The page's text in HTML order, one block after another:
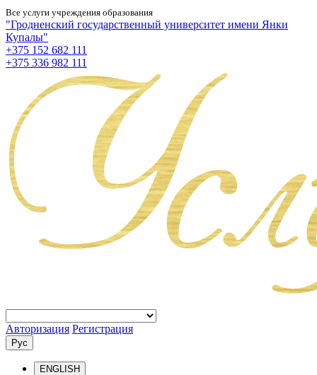
Все услуги учреждения образования
"Гродненский государственный университет имени Янки
Купалы"
+375 152 682 111
+375 336 982 111
Авторизация Регистрация
Рус
ENGLISH